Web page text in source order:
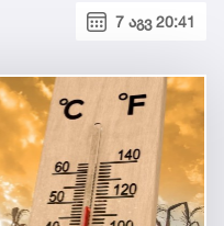
7 აგვ 20:41